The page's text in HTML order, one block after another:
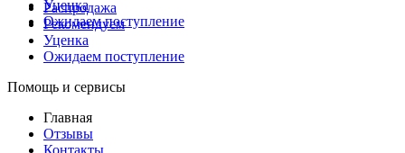
Уценка
Ожидаем поступление
Распродажа
Рекомендуем
Уценка
Ожидаем поступление
Помощь и сервисы
Главная
Отзывы
Контакты